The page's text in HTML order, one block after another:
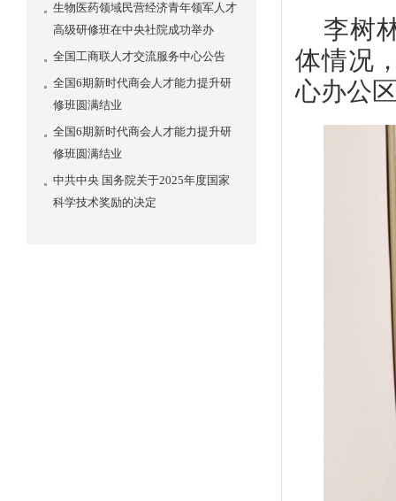
生物医药领域民营经济青年领军人才
高级研修班在中央社院成功举办
全国工商联人才交流服务中心公告
全国6期新时代商会人才能力提升研
修班圆满结业
全国6期新时代商会人才能力提升研
修班圆满结业
中共中央 国务院关于2025年度国家
科学技术奖励的决定
李树
体情况
心办公